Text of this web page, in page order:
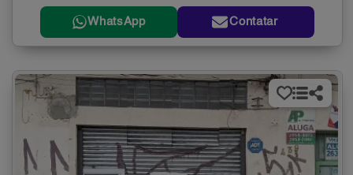
WhatsApp Contatar